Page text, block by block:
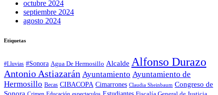
octubre 2024
septiembre 2024
agosto 2024
Etiquetas
#Lluvias #Sonora Agua De Hermosillo Alcalde Alfonso Durazo
Antonio Astiazarán Ayuntamiento Ayuntamiento de
Hermosillo Becas CIBACOPA Cimarrones Claudia Sheinbaum Congreso de